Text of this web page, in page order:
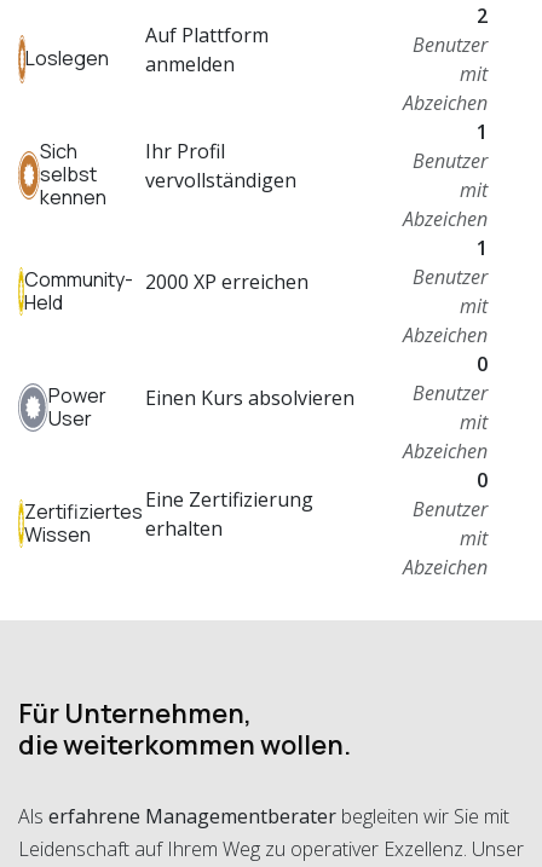
Loslegen
Auf Plattform
anmelden
2
Benutzer
mit
Abzeichen
Sich
selbst
kennen
Ihr Profil
vervollständigen
1
Benutzer
mit
Abzeichen
Community-
Held
2000 XP erreichen
1
Benutzer
mit
Abzeichen
Power
User
Einen Kurs absolvieren
0
Benutzer
mit
Abzeichen
Zertifiziertes
Wissen
Eine Zertifizierung
erhalten
0
Benutzer
mit
Abzeichen
Für Unternehmen,
die weiterkommen wollen.
Als erfahrene Managementberater begleiten wir Sie mit
Leidenschaft auf Ihrem Weg zu operativer Exzellenz. Unser